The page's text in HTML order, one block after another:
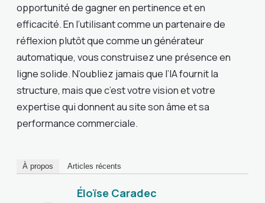
opportunité de gagner en pertinence et en
efficacité. En l’utilisant comme un partenaire de
réflexion plutôt que comme un générateur
automatique, vous construisez une présence en
ligne solide. N’oubliez jamais que l’IA fournit la
structure, mais que c’est votre vision et votre
expertise qui donnent au site son âme et sa
performance commerciale.
À propos Articles récents
Éloïse Caradec